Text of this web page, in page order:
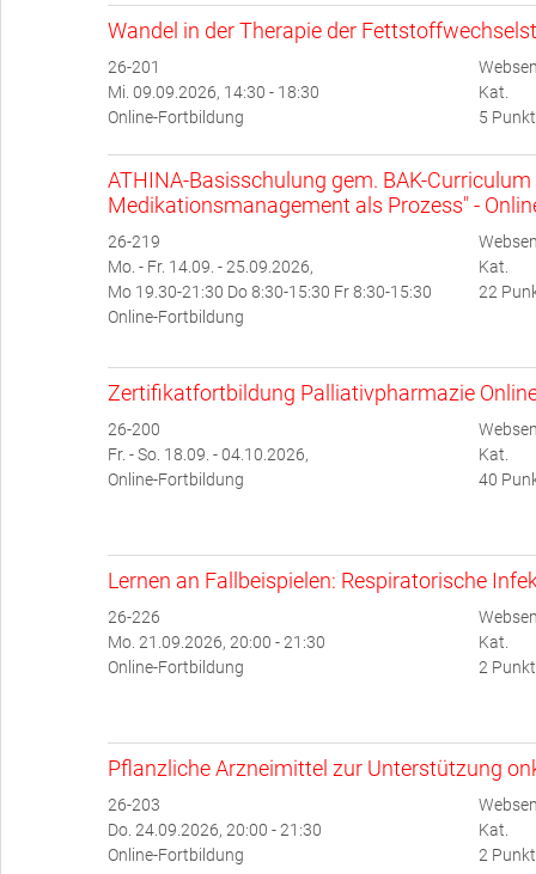
Wandel in der Therapie der
26-201
Mi. 09.09.2026, 14:30 - 18:30
Online-Fortbildung
Kat.
5
ATHINA-Basisschulung gem. BAK-
Medikationsmanagement als Prozess" -
26-219
Mo. - Fr. 14.09. - 25.09.2026,
Mo 19.30-21:30 Do 8:30-15:30 Fr 8:30-15:30
Online-Fortbildung
Kat.
22
Zertifikatfortbildung Palliativpharmazie
26-200
Fr. - So. 18.09. - 04.10.2026,
Online-Fortbildung
Kat.
40
Lernen an Fallbeispielen: Respiratorische
26-226
Mo. 21.09.2026, 20:00 - 21:30
Online-Fortbildung
Kat.
2
Pflanzliche Arzneimittel zur Unterstützung
26-203
Do. 24.09.2026, 20:00 - 21:30
Online-Fortbildung
Kat.
2